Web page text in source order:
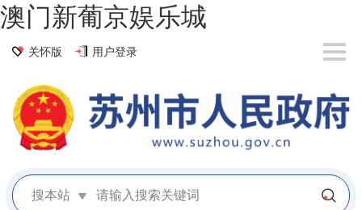
澳门新葡京娱乐城
关怀版 用户登录
搜本站